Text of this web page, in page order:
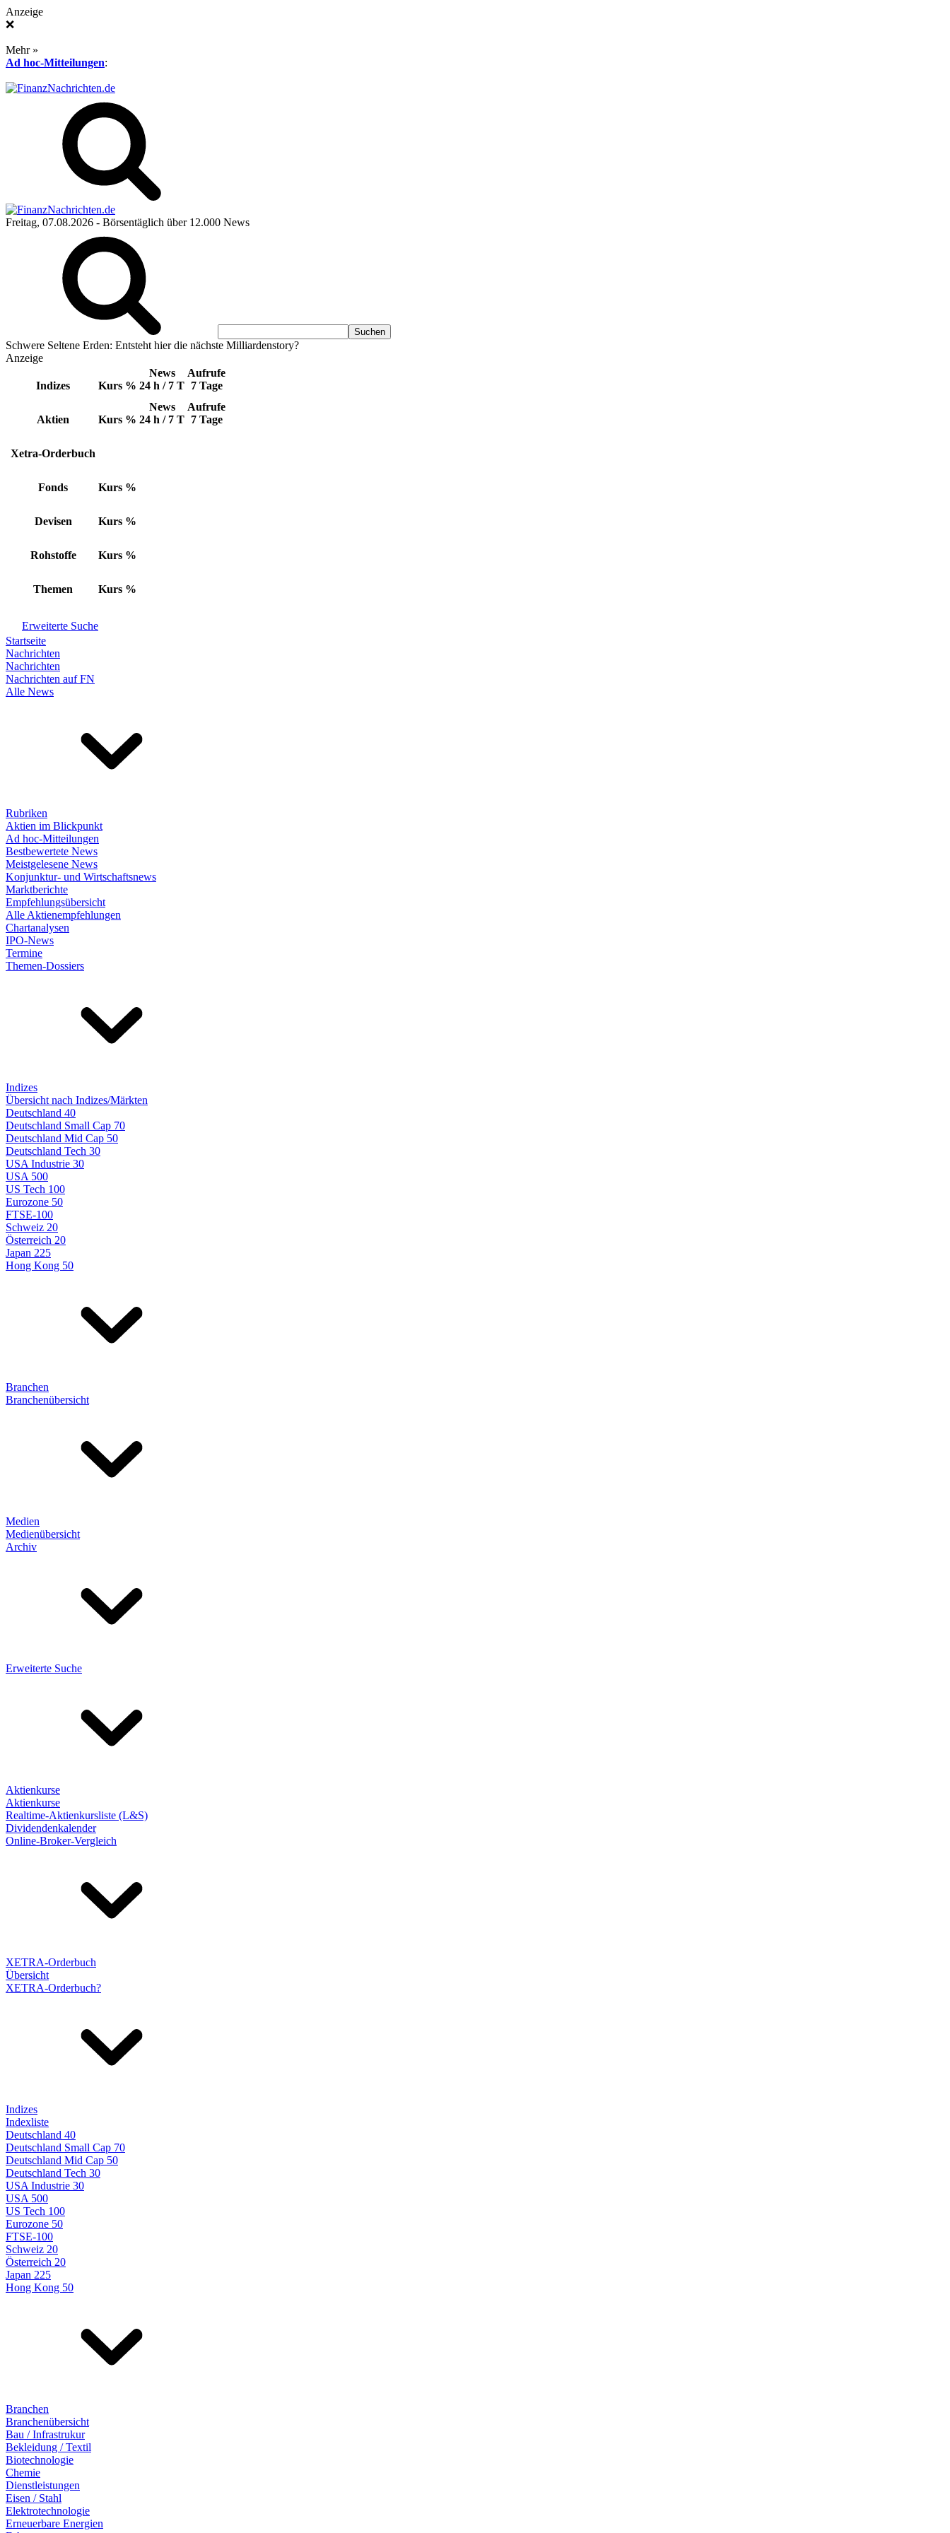
Anzeige
❌
Mehr »
Ad hoc-Mitteilungen:
Freitag, 07.08.2026 - Börsentäglich über 12.000 News
Schwere Seltene Erden: Entsteht hier die nächste Milliardenstory?
Anzeige
Indizes Kurs %
News
24 h / 7 T
Aufrufe
7 Tage
Aktien Kurs %
News
24 h / 7 T
Aufrufe
7 Tage
Xetra-Orderbuch
Fonds Kurs %
Devisen Kurs %
Rohstoffe Kurs %
Themen Kurs %
Erweiterte Suche
Startseite
Nachrichten
Nachrichten
Nachrichten auf FN
Alle News
Rubriken
Aktien im Blickpunkt
Ad hoc-Mitteilungen
Bestbewertete News
Meistgelesene News
Konjunktur- und Wirtschaftsnews
Marktberichte
Empfehlungsübersicht
Alle Aktienempfehlungen
Chartanalysen
IPO-News
Termine
Themen-Dossiers
Indizes
Übersicht nach Indizes/Märkten
Deutschland 40
Deutschland Small Cap 70
Deutschland Mid Cap 50
Deutschland Tech 30
USA Industrie 30
USA 500
US Tech 100
Eurozone 50
FTSE-100
Schweiz 20
Österreich 20
Japan 225
Hong Kong 50
Branchen
Branchenübersicht
Medien
Medienübersicht
Archiv
Erweiterte Suche
Aktienkurse
Aktienkurse
Realtime-Aktienkursliste (L&S)
Dividendenkalender
Online-Broker-Vergleich
XETRA-Orderbuch
Übersicht
XETRA-Orderbuch?
Indizes
Indexliste
Deutschland 40
Deutschland Small Cap 70
Deutschland Mid Cap 50
Deutschland Tech 30
USA Industrie 30
USA 500
US Tech 100
Eurozone 50
FTSE-100
Schweiz 20
Österreich 20
Japan 225
Hong Kong 50
Branchen
Branchenübersicht
Bau / Infrastrukur
Bekleidung / Textil
Biotechnologie
Chemie
Dienstleistungen
Eisen / Stahl
Elektrotechnologie
Erneuerbare Energien